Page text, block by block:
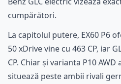
cumpărători.
La capitolul putere, EX60 P6
50 xDrive vine cu 463 CP, iar
CP. Chiar și varianta P10 AWD
situează peste ambii rivali